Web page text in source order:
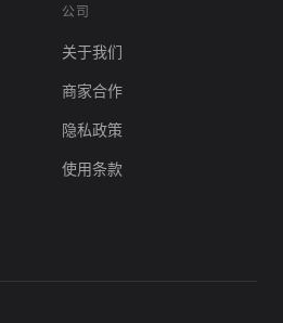
公司
关于我们
商家合作
隐私政策
使用条款